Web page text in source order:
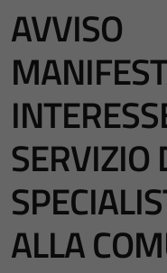
AVVISO
SERVIZIO
ALLA